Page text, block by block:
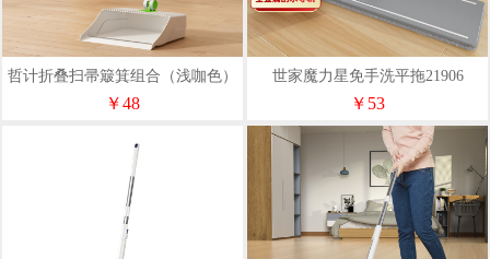
哲计折叠扫帚簸箕组合（浅咖色）
Z-TS72069A
￥48
世家魔力星免手洗平拖21906
￥53